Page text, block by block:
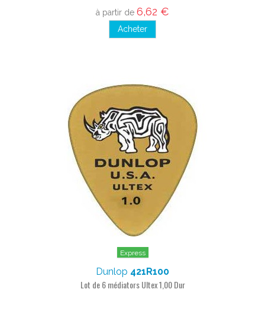
à partir de 6,62 €
Acheter
Express
Dunlop 421R100
Lot de 6 médiators Ultex 1,00 Dur